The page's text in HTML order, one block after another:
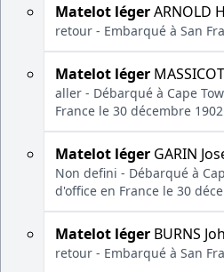
Matelot légerARNOLD H
retour - Embarqué à San
Matelot léger
aller - Débarqué à Cape
France le 30 décembre 1902
Matelot léger GARIN
Non defini - Débarqué à
d'office en France le 30
Matelot léger BURNS
retour - Embarqué à San